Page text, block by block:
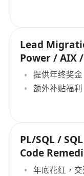
Lead
Power / AIX
提供年终奖金
额外补贴福利
PL/SQL /
Code
年底花红，